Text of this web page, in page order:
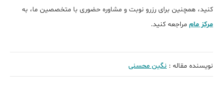
کنید، همچنین برای رزرو نوبت و مشاوره حضوری با متخصصین ما، به
مرکز مام مراجعه کنید.
نویسنده مقاله : نگین محسنی